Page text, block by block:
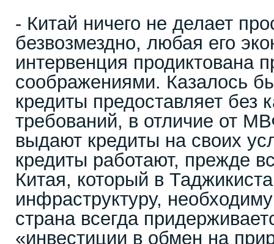
- Китай ничего не делает
безвозмездно, любая его
интервенция продиктована
соображениями. Казалось
кредиты предоставляет без
требований, в отличие от
выдают кредиты на своих
кредиты работают, прежде
Китая, который в
инфраструктуру,
страна всегда
«инвестиции в обмен на